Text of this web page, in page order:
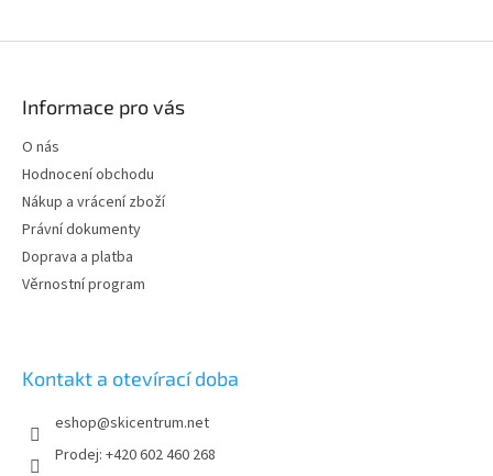
Informace pro vás
O nás
Hodnocení obchodu
Nákup a vrácení zboží
Právní dokumenty
Doprava a platba
Věrnostní program
Kontakt a otevírací doba
eshop@skicentrum.net
Prodej: +420 602 460 268